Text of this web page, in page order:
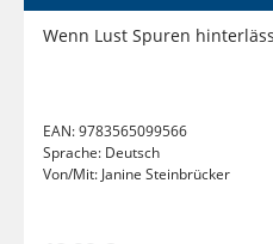
Wenn Lust Spuren
EAN:9783565099566
Sprache: Deutsch
Von/Mit: Janine Steinbrücker